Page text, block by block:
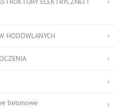
HODOWLANYCH
betonowe